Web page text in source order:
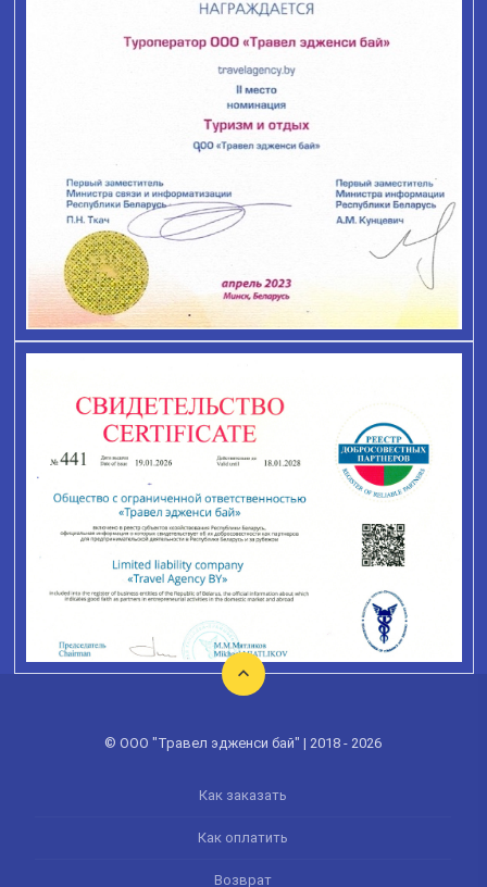
© ООО "Травел эдженси бай" | 2018 - 2026
Как заказать
Как оплатить
Возврат